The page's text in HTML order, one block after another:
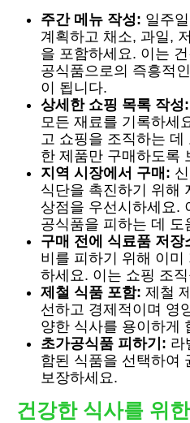
주간 메뉴 작성: 일주
계획하고 채소, 과일,
을 포함하세요. 이는
공식품으로의 즉흥적
이 됩니다.
상세한 쇼핑 목록 작성:
모든 재료를 기록하세
고 쇼핑을 조직하는 데
한 제품만 구매하도록
지역 시장에서 구매:
식단을 촉진하기 위해
상점을 우선시하세요.
공식품을 피하는 데 도
구매 전에 식료품 저장
비를 피하기 위해 이미
하세요. 이는 쇼핑 조
제철 식품 포함: 제철
선하고 경제적이며 영
양한 식사를 용이하게
초가공식품 피하기: 라
함된 식품을 선택하여
보장하세요.
건강한 식사를 위